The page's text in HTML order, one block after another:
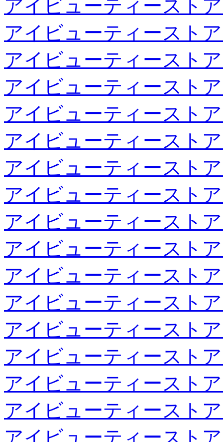
アイビューティースト
アイビューティースト
アイビューティースト
アイビューティースト
アイビューティースト
アイビューティースト
アイビューティースト
アイビューティースト
アイビューティースト
アイビューティースト
アイビューティースト
アイビューティースト
アイビューティースト
アイビューティースト
アイビューティースト
アイビューティースト
アイビューティースト